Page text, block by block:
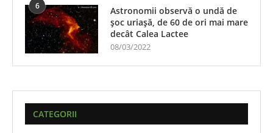
6
Astronomii observă o undă de
șoc uriașă, de 60 de ori mai mare
decât Calea Lactee
08/03/2022
CATEGORII